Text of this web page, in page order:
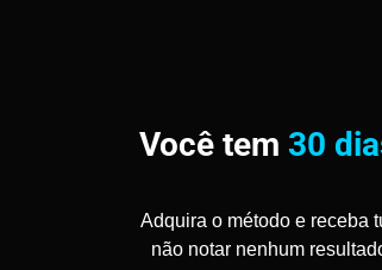
Você tem 30
Adquira o método e receba
não notar nenhum